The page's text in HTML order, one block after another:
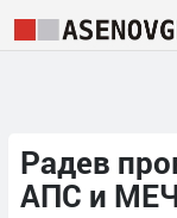
Радев
АПС и